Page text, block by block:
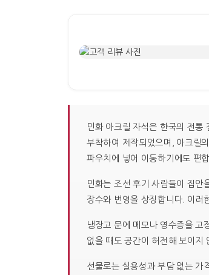
민화 아크릴 자석은 한국의 전통
부착하여 제작되었으며, 아크릴
파우치에 넣어 이동하기에도 편
민화는 조선 후기 사람들이 집안
장수와 번영을 상징합니다. 이러
냉장고 문에 메모나 영수증을 고
없을 때도 공간이 허전해 보이지
선물로는 실용성과 부담 없는 가